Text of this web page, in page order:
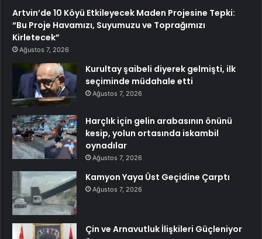
Artvin’de 10 Köyü Etkileyecek Maden Projesine Tepki:
“Bu Proje Havamızı, Suyumuzu ve Toprağımızı
Kirletecek”
Ağustos 7, 2026
Kurultay şaibeli diyerek gelmişti, ilk
seçiminde müdahale etti
Ağustos 7, 2026
Harçlık için gelin arabasının önünü
kesip, yolun ortasında iskambil
oynadılar
Ağustos 7, 2026
Kamyon Yaya Üst Geçidine Çarptı
Ağustos 7, 2026
Çin ve Arnavutluk İlişkileri Güçleniyor